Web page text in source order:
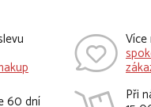
60 dní
Při